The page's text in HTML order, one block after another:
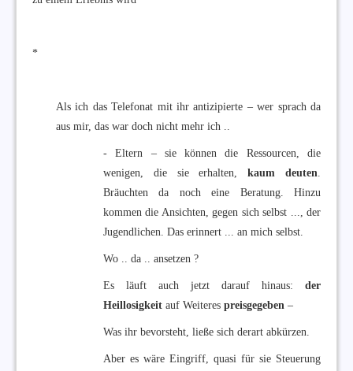
*
Als ich das Telefonat mit ihr antizipierte – wer sprach da
aus mir, das war doch nicht mehr ich ..
- Eltern – sie können die Ressourcen, die
wenigen, die sie erhalten,kaum deuten
Bräuchten da noch eine Beratung. Hinzu
kommen die Ansichten, gegen sich selbst ..., der
Jugendlichen. Das erinnert ... an mich selbst.
Wo .. da .. ansetzen ?
Es läuft auch jetzt darauf hinaus: der
Heillosigkeit auf Weiteres preisgegeben –
Was ihr bevorsteht, ließe sich derart abkürzen.
Aber es wäre Eingriff, quasi für sie Steuerung